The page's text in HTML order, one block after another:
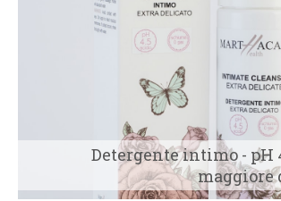
Detergente intimo - pH
maggiore